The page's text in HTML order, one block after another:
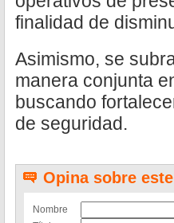
finalidad de
Asimismo, se
manera conjunta
buscando
de seguridad.
Opina sobre
Nombre